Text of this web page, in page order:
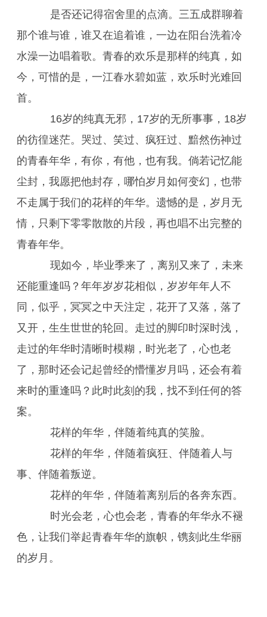
是否还记得宿舍里的点滴。三五成群聊着
那个谁与谁，谁又在追着谁，一边在阳台洗着冷
水澡一边唱着歌。青春的欢乐是那样的纯真，如
今，可惜的是，一江春水碧如蓝，欢乐时光难回
首。
16岁的纯真无邪，17岁的无所事事，18岁
的彷徨迷茫。哭过、笑过、疯狂过、黯然伤神过
的青春年华，有你，有他，也有我。倘若记忆能
尘封，我愿把他封存，哪怕岁月如何变幻，也带
不走属于我们的花样的年华。遗憾的是，岁月无
情，只剩下零零散散的片段，再也唱不出完整的
青春年华。
现如今，毕业季来了，离别又来了，未来
还能重逢吗？年年岁岁花相似，岁岁年年人不
同，似乎，冥冥之中天注定，花开了又落，落了
又开，生生世世的轮回。走过的脚印时深时浅，
走过的年华时清晰时模糊，时光老了，心也老
了，那时还会记起曾经的懵懂岁月吗，还会有着
来时的重逢吗？此时此刻的我，找不到任何的答
案。
花样的年华，伴随着纯真的笑脸。
花样的年华，伴随着疯狂、伴随着人与
事、伴随着叛逆。
花样的年华，伴随着离别后的各奔东西。
时光会老，心也会老，青春的年华永不褪
色，让我们举起青春年华的旗帜，镌刻此生华丽
的岁月。